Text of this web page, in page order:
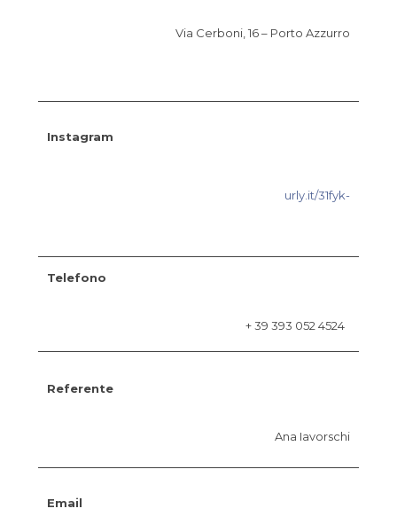
Via Cerboni, 16 – Porto Azzurro
Instagram
urly.it/31fyk-
Telefono
+ 39 393 052 4524
Referente
Ana Iavorschi
Email